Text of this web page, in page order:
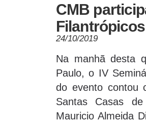
CMB
24/10/2019
Na manhã desta
Paulo, o IV
do evento contou
Santas Casas
Mauricio Almeida